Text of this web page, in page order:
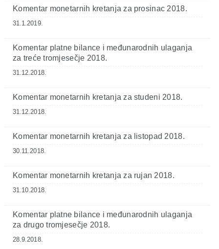
Komentar monetarnih kretanja za prosinac 2018.
31.1.2019.
Komentar platne bilance i međunarodnih ulaganja
za treće tromjesečje 2018.
31.12.2018.
Komentar monetarnih kretanja za studeni 2018.
31.12.2018.
Komentar monetarnih kretanja za listopad 2018.
30.11.2018.
Komentar monetarnih kretanja za rujan 2018.
31.10.2018.
Komentar platne bilance i međunarodnih ulaganja
za drugo tromjesečje 2018.
28.9.2018.